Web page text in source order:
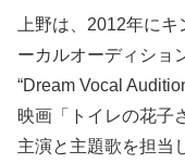
上野は、2012年に
ーカルオーディショ
“Dream Vocal
映画「トイレの花
主演と主題歌を担当